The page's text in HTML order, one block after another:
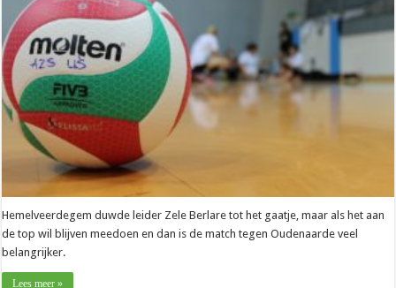
moet”
Hemelveerdegem duwde leider Zele Berlare tot het gaatje, maar als het aan
de top wil blijven meedoen en dan is de match tegen Oudenaarde veel
belangrijker.
Lees meer »